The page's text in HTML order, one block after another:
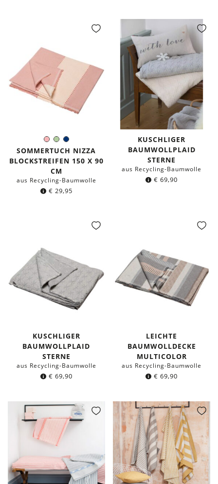
RosaHellgrün
Dunkelblau
Farbe:
SOMMERTUCH NIZZA
BLOCKSTREIFEN 150 X 90
CM
aus Recycling-Baumwolle
€ 29,95
KUSCHLIGER
BAUMWOLLPLAID
STERNE
aus Recycling-Baumwolle
€ 69,90
KUSCHLIGER
BAUMWOLLPLAID
STERNE
aus Recycling-Baumwolle
€ 69,90
LEICHTE
BAUMWOLLDECKE
MULTICOLOR
aus Recycling-Baumwolle
€ 69,90